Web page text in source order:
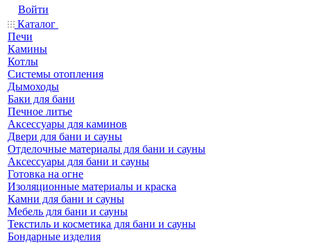
Войти
Каталог
Печи
Камины
Котлы
Системы отопления
Дымоходы
Баки для бани
Печное литье
Аксессуары для каминов
Двери для бани и сауны
Отделочные материалы для бани и сауны
Аксессуары для бани и сауны
Готовка на огне
Изоляционные материалы и краска
Камни для бани и сауны
Мебель для бани и сауны
Текстиль и косметика для бани и сауны
Бондарные изделия